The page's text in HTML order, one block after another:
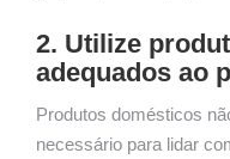
2. Utilize
adequados ao
Produtos domésticos
necessário para lidar